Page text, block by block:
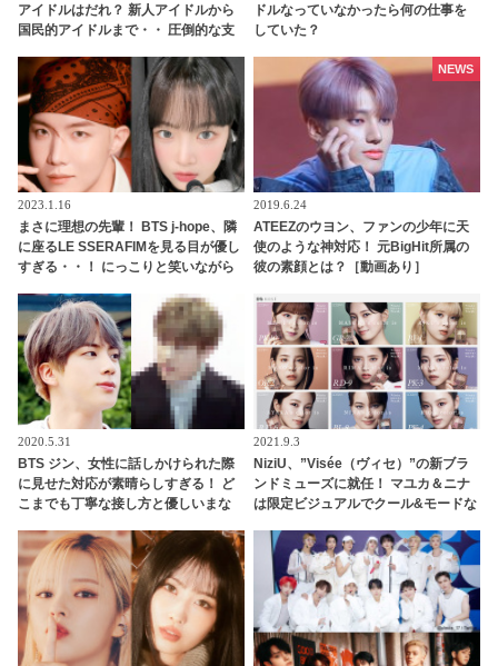
アイドルはだれ？ 新人アイドルから
国民的アイドルまで・・ 圧倒的な支
ドルなっていなかったら何の仕事を
していた？
2023.1.16
まさに理想の先輩！ BTS j-hope、隣
に座るLE SSERAFIMを見る目が優し
すぎる・・！ にっこりと笑いながら
現れた行動に胸キュン
2019.6.24
ATEEZのウヨン、ファンの少年に天
使のような神対応！ 元BigHit所属の
彼の素顔とは？［動画あり］
NEWS
2020.5.31
BTS ジン、女性に話しかけられた際
に見せた対応が素晴らしすぎる！ ど
こまでも丁寧な接し方と優しいまな
美しい人柄があらわれているとファ
ン感動
2021.9.3
NiziU、”Visée（ヴィセ）”の新ブラ
ンドミューズに就任！ マユカ＆ニナ
は限定ビジュアルでクール&モードな